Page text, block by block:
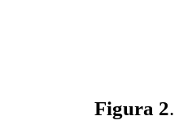
Figura 2.